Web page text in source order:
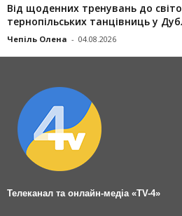
Від щоденних тренувань до
тернопільських танцівниць у
Чепіль Олена - 04.08.2026
Телеканал та онлайн-медіа «TV-4»